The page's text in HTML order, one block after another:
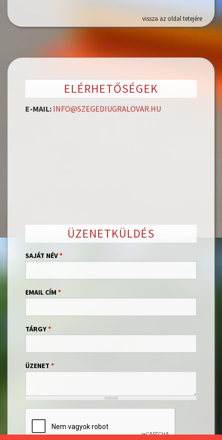
vissza az oldal tetejére
ELÉRHETŐSÉGEK
E-MAIL: INFO@SZEGEDIUGRALOVAR.HU
ÜZENETKÜLDÉS
SAJÁT NÉV*
EMAIL CÍM *
TÁRGY*
ÜZENET *